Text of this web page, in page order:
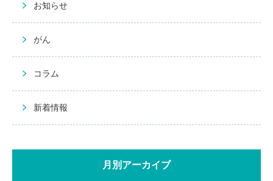
お知らせ
がん
コラム
新着情報
月別アーカイブ